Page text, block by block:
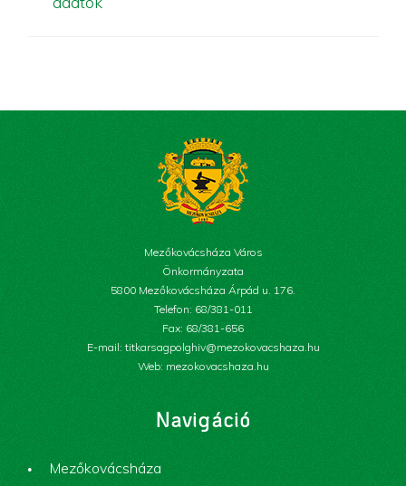
Mezőkovácsháza Város
Önkormányzata
5800 Mezőkovácsháza Árpád u. 176.
Telefon: 68/381-011
Fax: 68/381-656
E-mail: titkarsagpolghiv@mezokovacshaza.hu
Web: mezokovacshaza.hu
Navigáció
Mezőkovácsháza